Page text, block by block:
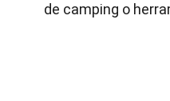
de camping o